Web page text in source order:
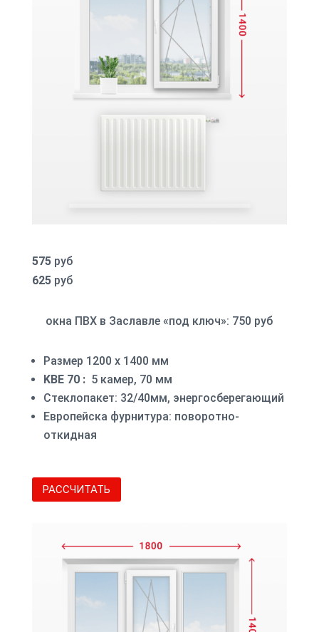
575руб
625руб
окна ПВХ в Заславле «под ключ»: 750 руб
Размер 1200 х 1400 мм
KBE 70 : 5 камер, 70 мм
Стеклопакет: 32/40мм, энергосберегающий
Европейска фурнитура: поворотно-
откидная
РАССЧИТАТЬ